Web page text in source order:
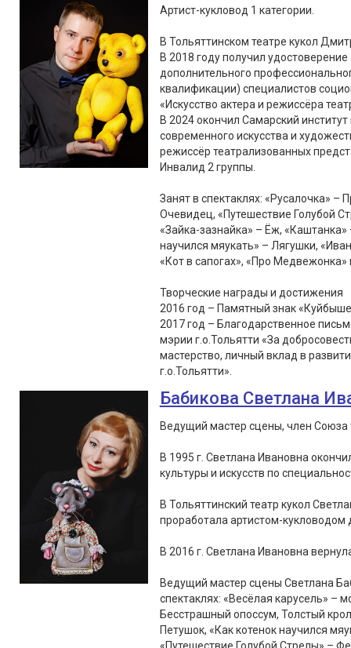
Артист-кукловод 1 категории.
В Тольяттинском театре кукол
В 2018 году получил
дополнительного
квалификации) специалистов
«Искусство актера и режиссёра
В 2024 окончил Самарский
современного искусства и
режиссёр театрализованных
Инвалид 2 группы.
Занят в спектаклях: «Русалочка»
Очевидец, «Путешествие Голубой
«Зайка-зазнайка» – Ёж,
научился мяукать» – Лягушки,
«Кот в сапогах», «Про Медвежонка»
Творческие награды и достижения
2016 год – Памятный знак
2017 год – Благодарственное
мэрии г.о.Тольятти «За
мастерство, личный вклад в
г.о.Тольятти».
Бабикова Светлана
Ведущий мастер сцены, член Союза
В 1995 г. Светлана Ивановна
культуры и искусств по
В Тольяттинский театр кукол
проработала артистом-кукловодом
В 2016 г. Светлана Ивановна
Ведущий мастер сцены Светлана
спектаклях: «Весёлая карусель» –
Бесстрашный опоссум, Толстый
Петушок, «Как котенок научился